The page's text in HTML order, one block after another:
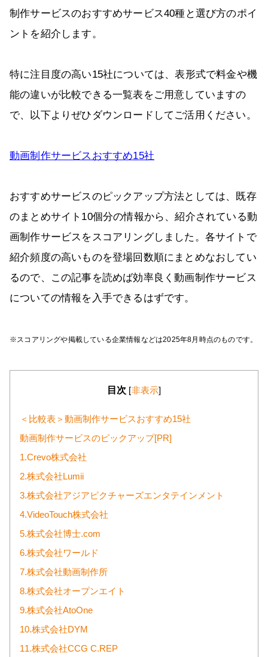
制作サービスのおすすめサービス40種と選び方のポイ
ントを紹介します。
特に注目度の高い15社については、表形式で料金や機
能の違いが比較できる一覧表をご用意していますの
で、以下よりぜひダウンロードしてご活用ください。
動画制作サービスおすすめ15社
おすすめサービスのピックアップ方法としては、既存
のまとめサイト10個分の情報から、紹介されている動
画制作サービスをスコアリングしました。各サイトで
紹介頻度の高いものを登場回数順にまとめなおしてい
るので、この記事を読めば効率良く動画制作サービス
についての情報を入手できるはずです。
※スコアリングや掲載している企業情報などは2025年8月時点のものです。
目次 [非表示]
＜比較表＞動画制作サービスおすすめ15社
動画制作サービスのピックアップ[PR]
1.Crevo株式会社
2.株式会社Lumii
3.株式会社アジアピクチャーズエンタテインメント
4.VideoTouch株式会社
5.株式会社博士.com
6.株式会社ワールド
7.株式会社動画制作所
8.株式会社オープンエイト
9.株式会社AtoOne
10.株式会社DYM
11.株式会社CCG C.REP